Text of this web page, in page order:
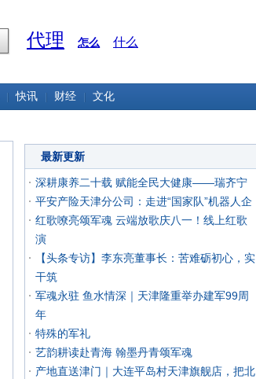
代理 怎么 什么
快讯 财经 文化
最新更新
深耕康养二十载 赋能全民大健康——瑞齐宁
平安产险天津分公司：走进“国家队”机器人企
红歌嘹亮颂军魂 云端放歌庆八一！线上红歌
演
【头条专访】李东亮董事长：苦难砺初心，实
干筑
军魂永驻 鱼水情深｜天津隆重举办建军99周
年
特殊的军礼
艺韵耕读赴青海 翰墨丹青颂军魂
产地直送津门｜大连平岛村天津旗舰店，把北